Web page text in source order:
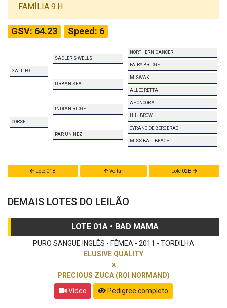
FAMÍLIA 9.H
GSV: 64.23 Speed: 6
GALILEO
SADLER’S WELLS
NORTHERN DANCER
FAIRY BRIDGE
URBAN SEA
MISWAKI
ALLEGRETTA
CORSE
INDIAN RIDGE
AHONOORA
HILLBROW
PAR UN NEZ
CYRANO DE BERGERAC
MISS BALI BEACH
Lote 01B Voltar Lote 02B
DEMAIS LOTES DO LEILÃO
LOTE 01A • BAD MAMA
PURO SANGUE INGLÊS - FÊMEA - 2011 - TORDILHA
ELUSIVE QUALITY
x
PRECIOUS ZUCA (ROI NORMAND)
Vídeo
Pedigree completo